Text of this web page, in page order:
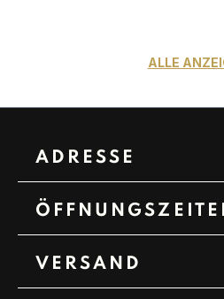
ALLE
ADRESSE
VERSAND